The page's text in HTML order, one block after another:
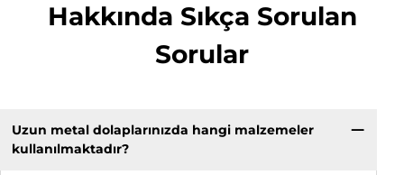
Hakkında Sıkça Sorulan
Sorular
Uzun metal dolaplarınızda hangi malzemeler
kullanılmaktadır?